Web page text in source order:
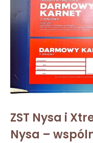
ZST Nysa i
Nysa –